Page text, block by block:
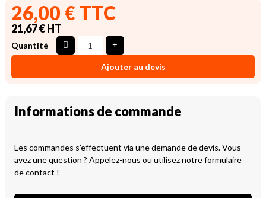
26,00 € TTC
21,67 € HT
Quantité
Ajouter au devis
Informations de commande
Les commandes s’effectuent via une demande de devis. Vous
avez une question ? Appelez-nous ou utilisez notre formulaire
de contact !